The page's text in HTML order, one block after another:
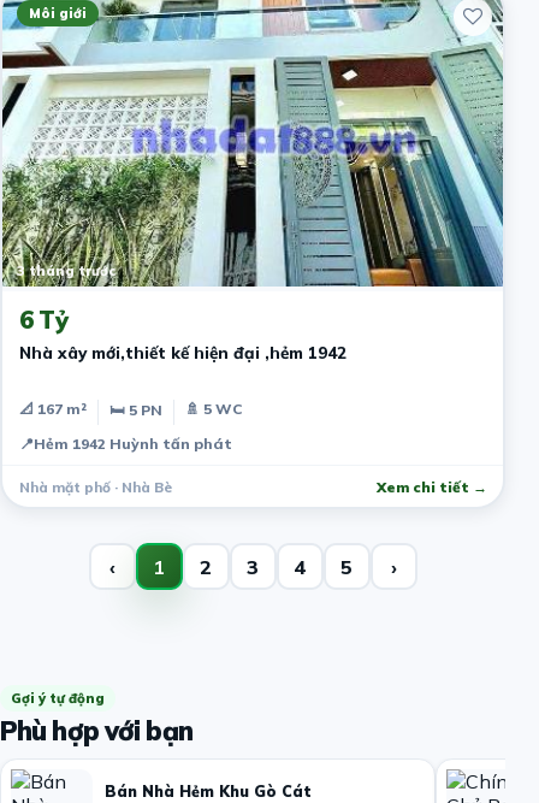
Môi giới
3 tháng trước
6 Tỷ
Nhà xây mới,thiết kế hiện đại ,hẻm 1942
📐 167 m² 🛏 5 PN
🚿 5 WC
📍Hẻm 1942 Huỳnh tấn phát
Nhà mặt phố · Nhà Bè Xem chi tiết →
‹ 1 2 3 4 5 ›
Gợi ý tự động
Phù hợp với bạn
Bán Nhà Hẻm Khu Gò Cát